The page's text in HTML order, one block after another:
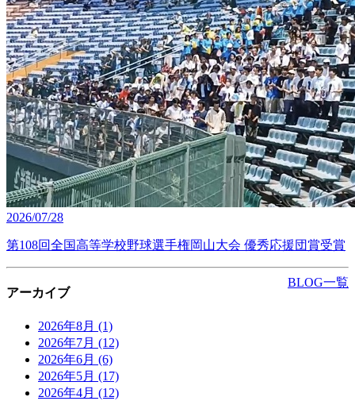
2026/07/28
第108回全国高等学校野球選手権岡山大会 優秀応援団賞受賞
BLOG一覧
アーカイブ
2026年8月 (1)
2026年7月 (12)
2026年6月 (6)
2026年5月 (17)
2026年4月 (12)